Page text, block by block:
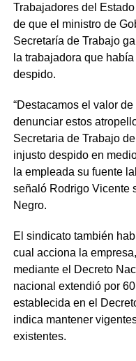
Trabajadores del
de que el ministro de
Secretaría de Trabajo
la trabajadora que
despido.
“Destacamos el valor
denunciar estos
Secretaria de Trabajo
injusto despido en
la empleada su fuente
señaló Rodrigo Vicente
Negro.
El sindicato también
cual acciona la
mediante el Decreto
nacional extendió por
establecida en el
indica mantener
existentes.